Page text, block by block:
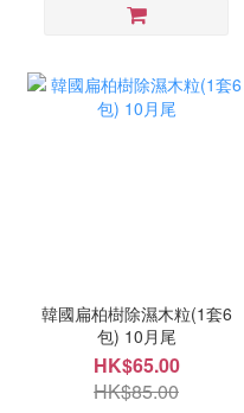
韓國扁柏樹除濕木粒(1套6
包) 10月尾
HK$65.00
HK$85.00